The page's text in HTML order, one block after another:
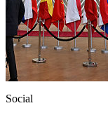
Social